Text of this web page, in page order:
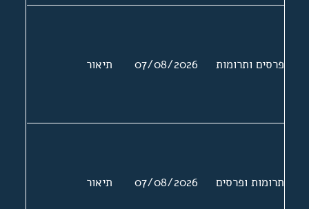
וטיוטות של
פרסים ותרומות 07/08/2026 תיאור
תרומות ופרסים 07/08/2026 תיאור